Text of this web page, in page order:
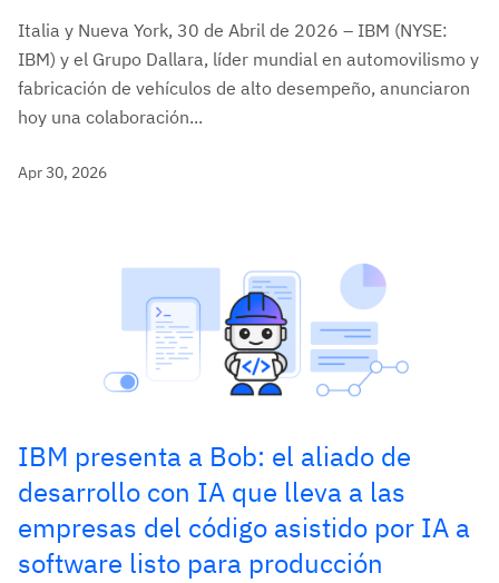
Italia y Nueva York, 30 de Abril de 2026 – IBM (NYSE:
IBM) y el Grupo Dallara, líder mundial en automovilismo y
fabricación de vehículos de alto desempeño, anunciaron
hoy una colaboración...
Apr 30, 2026
IBM presenta a Bob: el aliado de
desarrollo con IA que lleva a las
empresas del código asistido por IA a
software listo para producción